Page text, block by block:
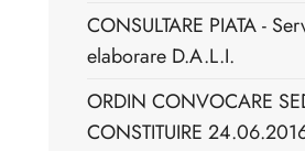
CONSULTARE PIATA -
elaborare D.A.L.I.
ORDIN CONVOCARE
CONSTITUIRE